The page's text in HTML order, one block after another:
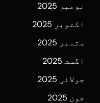
نومبر 2025
اکتوبر 2025
ستمبر 2025
اگست 2025
جولائی 2025
جون 2025